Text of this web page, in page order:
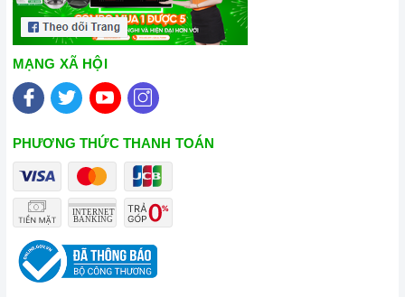
MẠNG XÃ HỘI
PHƯƠNG THỨC THANH TOÁN